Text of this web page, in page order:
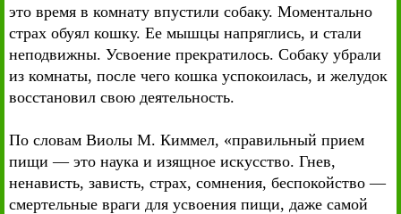
это время в комнату впустили собаку. Моментально
страх обуял кошку. Ее мышцы напряглись, и стали
неподвижны. Усвоение прекратилось. Собаку убрали
из комнаты, после чего кошка успокоилась, и желудок
восстановил свою деятельность.
По словам Виолы М. Киммел, «правильный прием
пищи — это наука и изящное искусство. Гнев,
ненависть, зависть, страх, сомнения, беспокойство —
смертельные враги для усвоения пищи, даже самой